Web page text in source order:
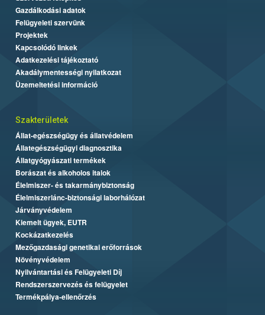
Gazdálkodási adatok
Felügyeleti szervünk
Projektek
Kapcsolódó linkek
Adatkezelési tájékoztató
Akadálymentességi nyilatkozat
Üzemeltetési információ
Szakterületek
Állat-egészségügy és állatvédelem
Állategészségügyi diagnosztika
Állatgyógyászati termékek
Borászat és alkoholos italok
Élelmiszer- és takarmánybiztonság
Élelmiszerlánc-biztonsági laborhálózat
Járványvédelem
Kiemelt ügyek, EUTR
Kockázatkezelés
Mezőgazdasági genetikai erőforrások
Növényvédelem
Nyilvántartási és Felügyeleti Díj
Rendszerszervezés és felügyelet
Termékpálya-ellenőrzés